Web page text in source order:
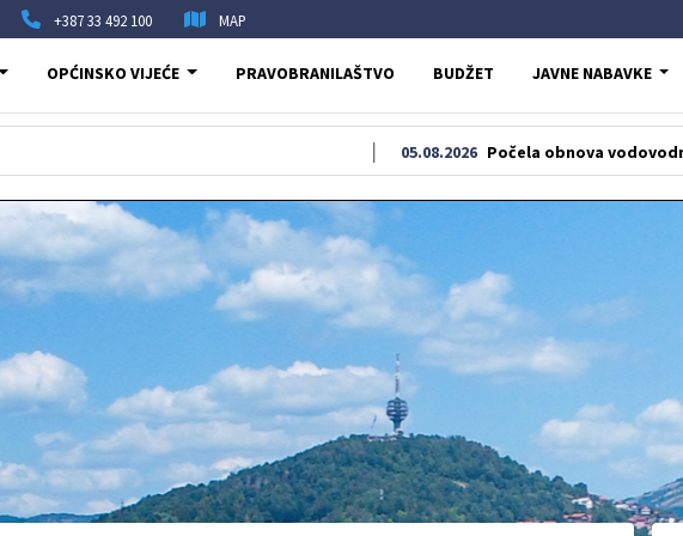
+387 33 492 100 MAP
OPĆINSKO VIJEĆE PRAVOBRANILAŠTVO BUDŽET JAVNE NABAVKE
Počela obnova vodovodne i